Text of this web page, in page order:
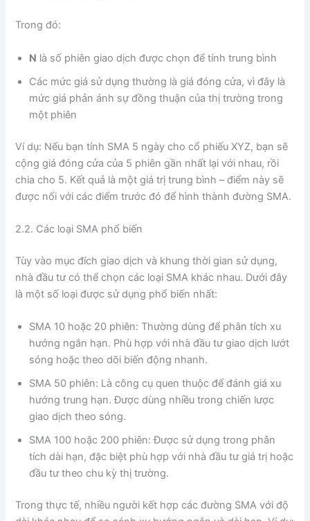
Trong đó:
N là số phiên giao dịch được chọn để tính trung bình
Các mức giá sử dụng thường là giá đóng cửa, vì đây là
mức giá phản ánh sự đồng thuận của thị trường trong
một phiên
Ví dụ: Nếu bạn tính SMA 5 ngày cho cổ phiếu XYZ, bạn sẽ
cộng giá đóng cửa của 5 phiên gần nhất lại với nhau, rồi
chia cho 5. Kết quả là một giá trị trung bình – điểm này sẽ
được nối với các điểm trước đó để hình thành đường SMA.
2.2. Các loại SMA phổ biến
Tùy vào mục đích giao dịch và khung thời gian sử dụng,
nhà đầu tư có thể chọn các loại SMA khác nhau. Dưới đây
là một số loại được sử dụng phổ biến nhất:
SMA 10 hoặc 20 phiên: Thường dùng để phân tích xu
hướng ngắn hạn. Phù hợp với nhà đầu tư giao dịch lướt
sóng hoặc theo dõi biến động nhanh.
SMA 50 phiên: Là công cụ quen thuộc để đánh giá xu
hướng trung hạn. Được dùng nhiều trong chiến lược
giao dịch theo sóng.
SMA 100 hoặc 200 phiên: Được sử dụng trong phân
tích dài hạn, đặc biệt phù hợp với nhà đầu tư giá trị hoặc
đầu tư theo chu kỳ thị trường.
Trong thực tế, nhiều người kết hợp các đường SMA với độ